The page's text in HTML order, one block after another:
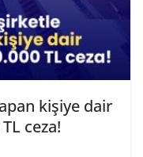
kişiye dair
ceza!